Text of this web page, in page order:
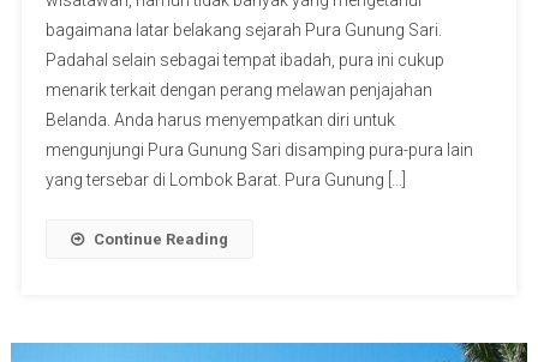
bagaimana latar belakang sejarah Pura Gunung Sari.
Padahal selain sebagai tempat ibadah, pura ini cukup
menarik terkait dengan perang melawan penjajahan
Belanda. Anda harus menyempatkan diri untuk
mengunjungi Pura Gunung Sari disamping pura-pura lain
yang tersebar di Lombok Barat. Pura Gunung […]
Continue Reading